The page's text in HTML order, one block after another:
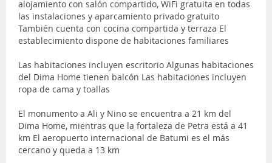
alojamiento con salón compartido, WiFi gratuita en todas
las instalaciones y aparcamiento privado gratuito
También cuenta con cocina compartida y terraza El
establecimiento dispone de habitaciones familiares
Las habitaciones incluyen escritorio Algunas habitaciones
del Dima Home tienen balcón Las habitaciones incluyen
ropa de cama y toallas
El monumento a Ali y Nino se encuentra a 21 km del
Dima Home, mientras que la fortaleza de Petra está a 41
km El aeropuerto internacional de Batumi es el más
cercano y queda a 13 km